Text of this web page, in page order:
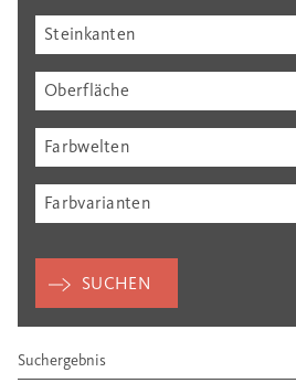
Steinkanten
Oberfläche
Farbwelten
Farbvarianten
SUCHEN
Suchergebnis